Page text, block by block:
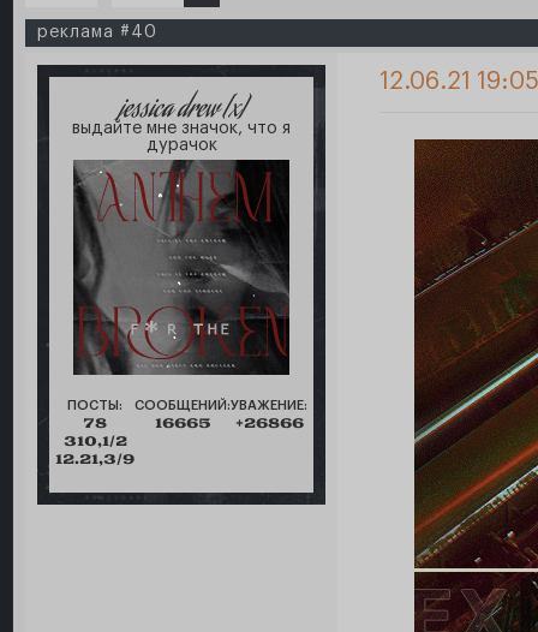
реклама #40
jessica drew [x]
выдайте мне значок, что я
дурачок
ПОСТЫ:
78
310,1/2
12.21,3/9
СООБЩЕНИЙ:
16665
УВАЖЕНИЕ:
+26866
12.06.21